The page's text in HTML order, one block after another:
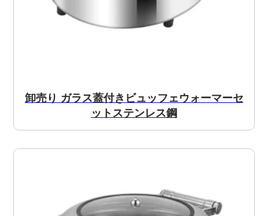
卸売り ガラス蓋付きビュッフェウォーマーセ
ットステンレス鋼